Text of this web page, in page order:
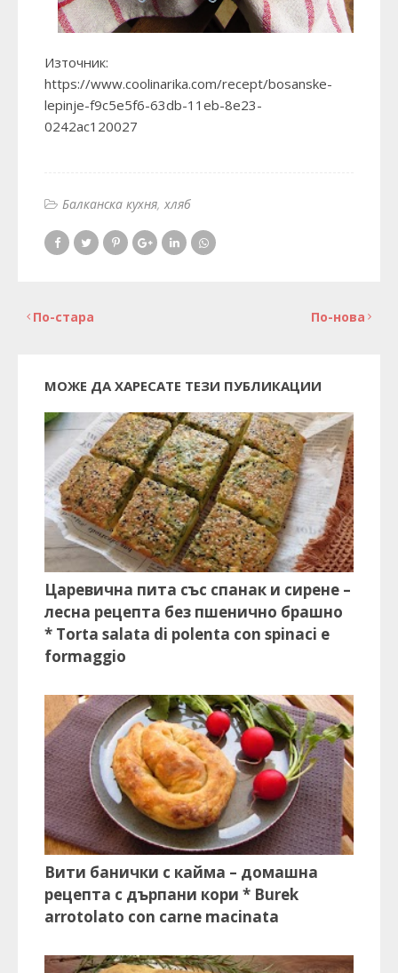
Източник:
https://www.coolinarika.com/recept/bosanske-
lepinje-f9c5e5f6-63db-11eb-8e23-
0242ac120027
Балканска кухня хляб
По-нова
По-стара
МОЖЕ ДА ХАРЕСАТЕ ТЕЗИ ПУБЛИКАЦИИ
Царевична пита със спанак и сирене –
лесна рецепта без пшенично брашно
* Torta salata di polenta con spinaci e
formaggio
Вити банички с кайма – домашна
рецепта с дърпани кори * Burek
arrotolato con carne macinata